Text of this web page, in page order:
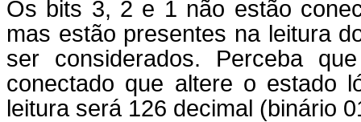
Os bits 3, 2 e 1 não estão
mas estão presentes na leitura
ser considerados. Perceba
conectado que altere o estado
leitura será 126 decimal (binário